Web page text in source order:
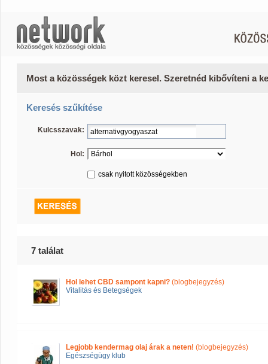
Most a közösségek közt keresel. Szeretnéd kibővíteni a
Keresés szűkítése
Kulcsszavak:
Hol:
csak nyitott közösségekben
7 találat
Hol lehet CBD sampont kapni? (blogbejegyzés)
Vitalitás és Betegségek
Legjobb kendermag olaj árak a neten! (blogbejegyzés)
Egészségügy klub